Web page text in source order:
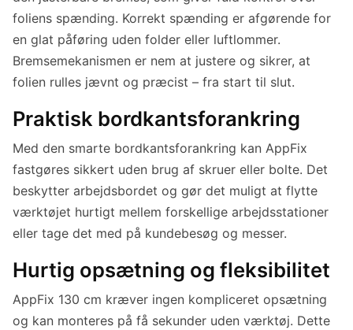
foliens spænding. Korrekt spænding er afgørende for
en glat påføring uden folder eller luftlommer.
Bremsemekanismen er nem at justere og sikrer, at
folien rulles jævnt og præcist – fra start til slut.
Praktisk bordkantsforankring
Med den smarte bordkantsforankring kan AppFix
fastgøres sikkert uden brug af skruer eller bolte. Det
beskytter arbejdsbordet og gør det muligt at flytte
værktøjet hurtigt mellem forskellige arbejdsstationer
eller tage det med på kundebesøg og messer.
Hurtig opsætning og fleksibilitet
AppFix 130 cm kræver ingen kompliceret opsætning
og kan monteres på få sekunder uden værktøj. Dette